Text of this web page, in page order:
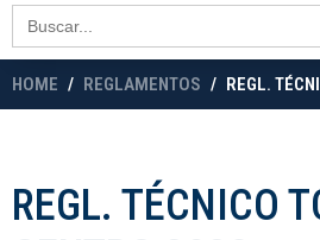
Search
for:
HOME REGLAMENTOS REGL.
REGL. TÉCNICO